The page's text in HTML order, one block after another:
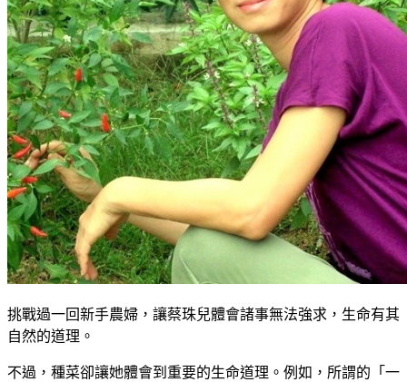
挑戰過一回新手農婦，讓蔡珠兒體會諸事無法強求，生命有其
自然的道理。
不過，種菜卻讓她體會到重要的生命道理。例如，所謂的「一